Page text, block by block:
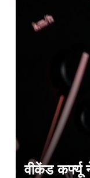
वीकेंड कर्फ्यू